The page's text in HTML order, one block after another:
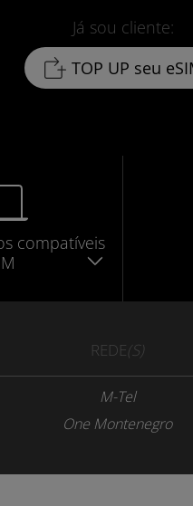
Já sou cliente:
TOP UP seu
compatíveis
REDE(S)
M-Tel
One Montenegro